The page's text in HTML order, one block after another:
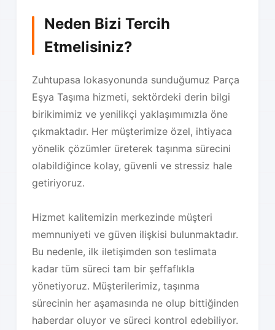
Neden Bizi Tercih
Etmelisiniz?
Zuhtupasa lokasyonunda sunduğumuz Parça
Eşya Taşıma hizmeti, sektördeki derin bilgi
birikimimiz ve yenilikçi yaklaşımımızla öne
çıkmaktadır. Her müşterimize özel, ihtiyaca
yönelik çözümler üreterek taşınma sürecini
olabildiğince kolay, güvenli ve stressiz hale
getiriyoruz.
Hizmet kalitemizin merkezinde müşteri
memnuniyeti ve güven ilişkisi bulunmaktadır.
Bu nedenle, ilk iletişimden son teslimata
kadar tüm süreci tam bir şeffaflıkla
yönetiyoruz. Müşterilerimiz, taşınma
sürecinin her aşamasında ne olup bittiğinden
haberdar oluyor ve süreci kontrol edebiliyor.